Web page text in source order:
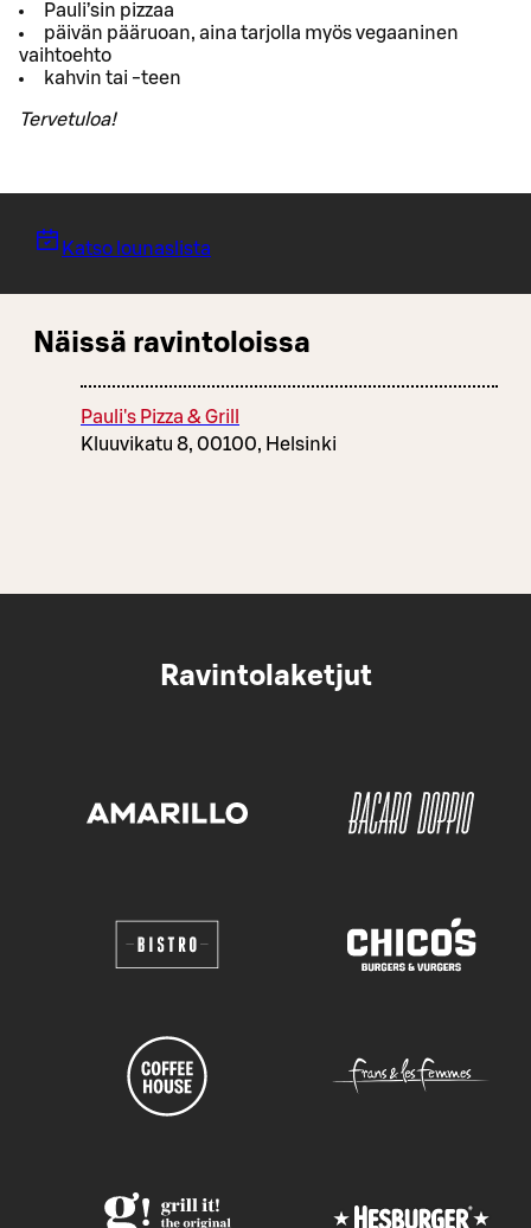
Pauli’sin pizzaa
päivän pääruoan, aina tarjolla myös vegaaninen
vaihtoehto
kahvin tai -teen
Tervetuloa!
Katso lounaslista
Näissä ravintoloissa
Pauli's Pizza & Grill
Kluuvikatu 8, 00100, Helsinki
Ravintolaketjut